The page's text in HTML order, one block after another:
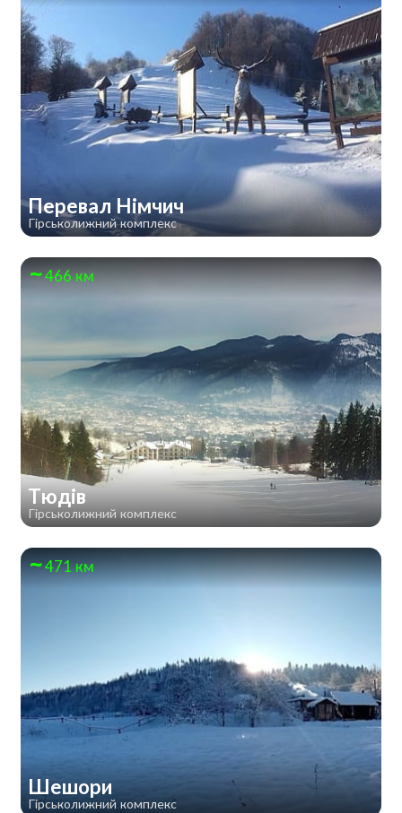
Перевал Німчич
Гірськолижний комплекс
466 км
Тюдів
Гірськолижний комплекс
471 км
Шешори
Гірськолижний комплекс